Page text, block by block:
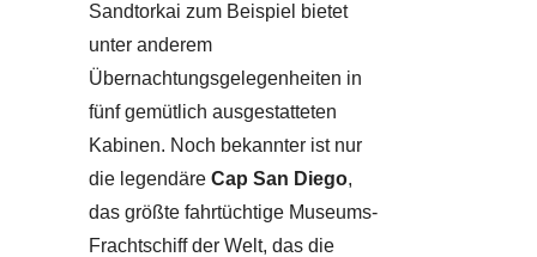
Sandtorkai zum Beispiel bietet
unter anderem
Übernachtungsgelegenheiten in
fünf gemütlich ausgestatteten
Kabinen. Noch bekannter ist nur
die legendäre Cap San Diego,
das größte fahrtüchtige Museums-
Frachtschiff der Welt, das die